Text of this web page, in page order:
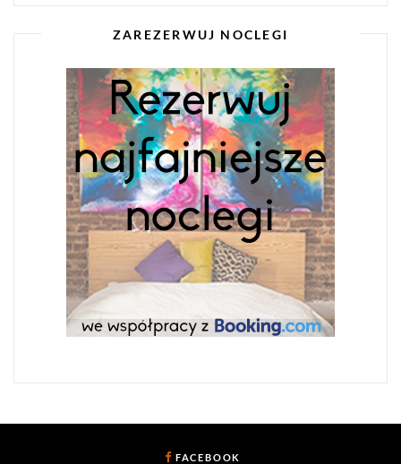
ZAREZERWUJ NOCLEGI
FACEBOOK